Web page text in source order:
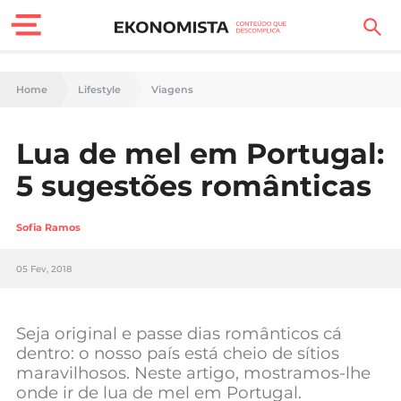
Finanças Pessoais
Carreira
Casa
Tecnologia
Negócios
Home Lifestyle Viagens
Lua de mel em Portugal:
5 sugestões românticas
Sofia Ramos
05 Fev, 2018
Seja original e passe dias românticos cá
dentro: o nosso país está cheio de sítios
maravilhosos. Neste artigo, mostramos-lhe
onde ir de lua de mel em Portugal.